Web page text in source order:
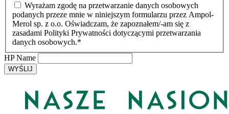
Wyrażam zgodę na przetwarzanie danych osobowych
podanych przeze mnie w niniejszym formularzu przez Ampol-
Merol sp. z o.o. Oświadczam, że zapoznałem/-am się z
zasadami Polityki Prywatności dotyczącymi przetwarzania
danych osobowych.*
HP Name
WYŚLIJ